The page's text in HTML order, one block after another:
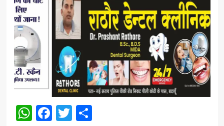
WhatsApp
Facebook
Twitter
Share